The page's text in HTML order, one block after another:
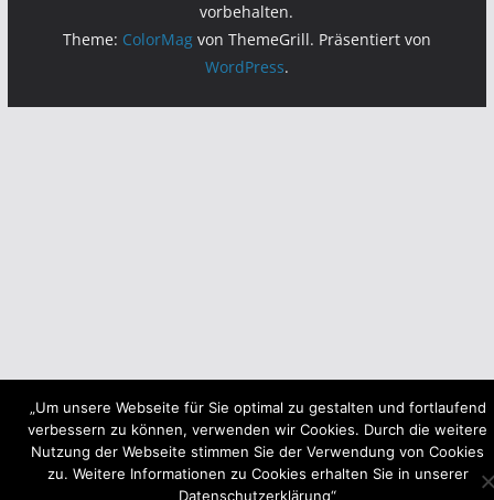
vorbehalten.
Theme: ColorMagvon ThemeGrill. Präsentiert von
WordPress.
„Um unsere Webseite für Sie optimal zu gestalten und fortlaufend
verbessern zu können, verwenden wir Cookies. Durch die weitere
Nutzung der Webseite stimmen Sie der Verwendung von Cookies
zu. Weitere Informationen zu Cookies erhalten Sie in unserer
Datenschutzerklärung“